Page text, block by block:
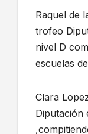
Raquel de
trofeo
nivel D
escuelas
Clara
Diputación